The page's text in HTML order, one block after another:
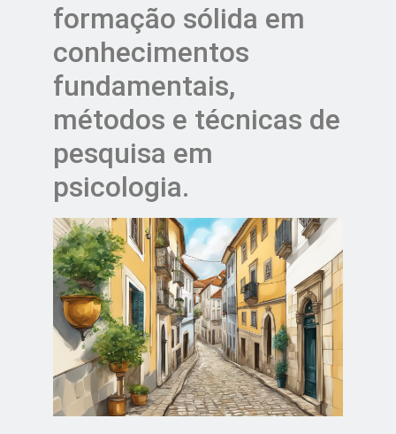
formação sólida em
conhecimentos
fundamentais,
métodos e técnicas de
pesquisa em
psicologia.